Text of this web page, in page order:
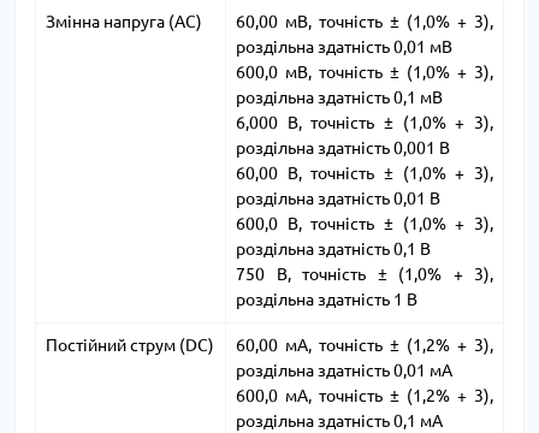
Змінна напруга (AC)
60,00 мВ, точність ± (1,0% + 3),
роздільна здатність 0,01 мВ
600,0 мВ, точність ± (1,0% + 3),
роздільна здатність 0,1 мВ
6,000 В, точність ± (1,0% + 3),
роздільна здатність 0,001 В
60,00 В, точність ± (1,0% + 3),
роздільна здатність 0,01 В
600,0 В, точність ± (1,0% + 3),
роздільна здатність 0,1 В
750 В, точність ± (1,0% + 3),
роздільна здатність 1 В
Постійний струм (DC)
60,00 мА, точність ± (1,2% + 3),
роздільна здатність 0,01 мА
600,0 мА, точність ± (1,2% + 3),
роздільна здатність 0,1 мА